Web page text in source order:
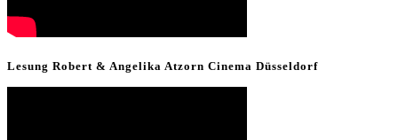
Lesung Robert & Angelika Atzorn Cinema Düsseldorf